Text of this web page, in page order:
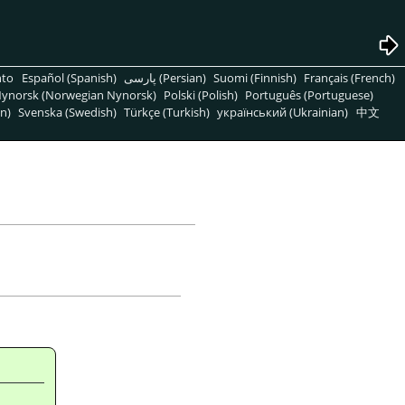
Español (Spanish) پارسی (Persian) Suomi (Finnish) Français (French)
(Norwegian Nynorsk) Polski (Polish) Português (Portuguese)
Svenska (Swedish) Türkçe (Turkish) український (Ukrainian) 中文